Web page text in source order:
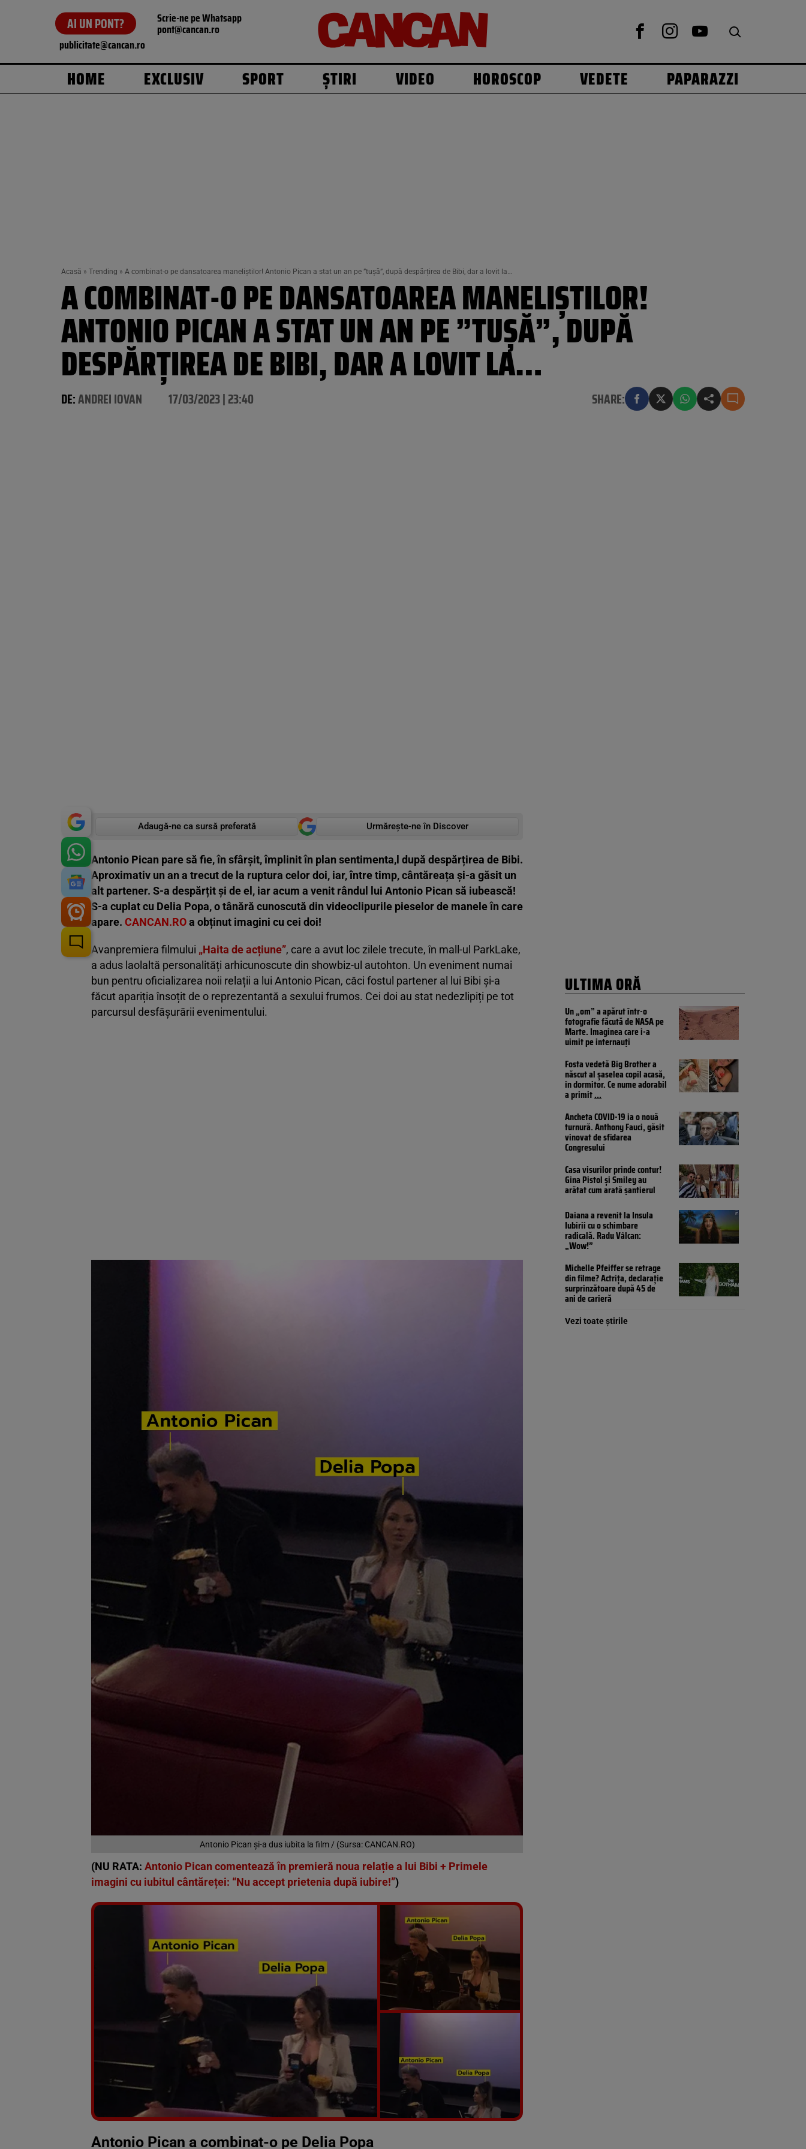
AI UN PONT? Scrie-ne pe Whatsapp
pont@cancan.ro
publicitate@cancan.ro
HOME EXCLUSIV SPORT ȘTIRI VIDEO HOROSCOP VEDETE PAPARAZZI
Acasă » Trending » A combinat-o pe dansatoarea maneliștilor! Antonio Pican a stat un an pe ”tușă”, după despărțirea de Bibi, dar a lovit la…
A COMBINAT-O PE DANSATOAREA MANELIȘTILOR!
ANTONIO PICAN A STAT UN AN PE ”TUȘĂ”, DUPĂ
DESPĂRȚIREA DE BIBI, DAR A LOVIT LA…
DE:ANDREI IOVAN 17/03/2023 | 23:40 SHARE:
Adaugă-ne ca sursă preferată Urmărește-ne în Discover
Antonio Pican pare să fie, în sfârșit, împlinit în plan sentimenta,l după despărțirea de Bibi.
Aproximativ un an a trecut de la ruptura celor doi, iar, între timp, cântăreața și-a găsit un
alt partener. S-a despărțit și de el, iar acum a venit rândul lui Antonio Pican să iubească!
S-a cuplat cu Delia Popa, o tânără cunoscută din videoclipurile pieselor de manele în care
apare. CANCAN.ROa obținut imagini cu cei doi!
Avanpremiera filmului „Haita de acțiune”, care a avut loc zilele trecute, în mall-ul ParkLake,
a adus laolaltă personalități arhicunoscute din showbiz-ul autohton. Un eveniment numai
bun pentru oficializarea noii relații a lui Antonio Pican, căci fostul partener al lui Bibi și-a
făcut apariția însoțit de o reprezentantă a sexului frumos. Cei doi au stat nedezlipiți pe tot
parcursul desfășurării evenimentului.
Antonio Pican și-a dus iubita la film / (Sursa: CANCAN.RO)
(NU RATA: Antonio Pican comentează în premieră noua relație a lui Bibi + Primele
imagini cu iubitul cântăreței: “Nu accept prietenia după iubire!”)
Vezi galeria foto
Antonio Pican a combinat-o pe Delia Popa
ULTIMA ORĂ
Un „om” a apărut într-o
fotografie făcută de NASA pe
Marte. Imaginea care i-a
uimit pe internauți
Fosta vedetă Big Brother a
născut al șaselea copil acasă,
în dormitor. Ce nume adorabil
a primit...
Ancheta COVID-19 ia o nouă
turnură. Anthony Fauci, găsit
vinovat de sfidarea
Congresului
Casa visurilor prinde contur!
Gina Pistol și Smiley au
arătat cum arată șantierul
Daiana a revenit la Insula
Iubirii cu o schimbare
radicală. Radu Vâlcan:
„Wow!”
Michelle Pfeiffer se retrage
din filme? Actrița, declarație
surprinzătoare după 45 de
ani de carieră
Vezi toate știrile